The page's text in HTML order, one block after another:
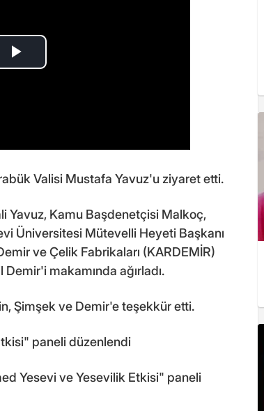
Valisi Mustafa Yavuz'u ziyaret etti.
Yavuz, Kamu Başdenetçisi Malkoç,
Üniversitesi Mütevelli Heyeti Başkanı
ve Çelik Fabrikaları (KARDEMİR)
makamında ağırladı.
Şimşek ve Demir'e teşekkür etti.
paneli düzenlendi
Yesevi ve Yesevilik Etkisi" paneli